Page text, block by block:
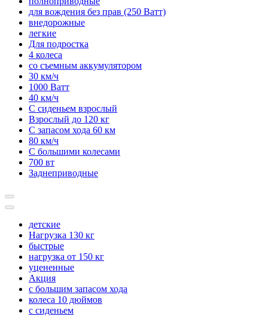
для вождения без прав (250 Ватт)
внедорожные
легкие
Для подростка
4 колеса
со съемным аккумулятором
30 км/ч
1000 Ватт
40 км/ч
С сиденьем взрослый
Взрослый до 120 кг
С запасом хода 60 км
80 км/ч
С большими колесами
700 вт
Заднеприводные
детские
Нагрузка 130 кг
быстрые
нагрузка от 150 кг
уцененные
Акция
с большим запасом хода
колеса 10 дюймов
с сиденьем